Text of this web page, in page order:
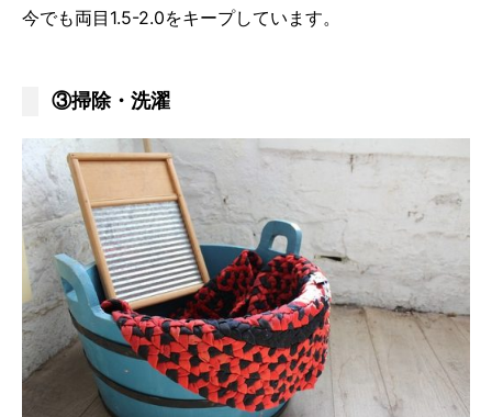
今でも両目1.5-2.0をキープしています。
③掃除・洗濯